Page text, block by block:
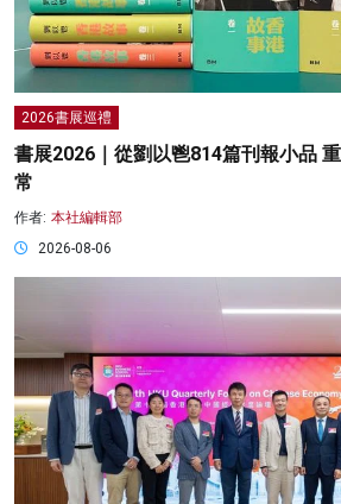
2026書展巡禮
書展2026｜從劉以鬯814篇刊報小品
常
作者: 本社編輯部
2026-08-06